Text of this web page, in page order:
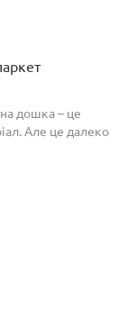
дошка – це
Але це далеко